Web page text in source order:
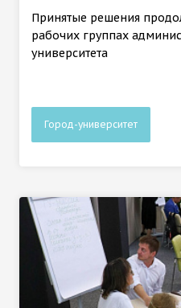
Принятые решения
рабочих группах
университета
Город-университет